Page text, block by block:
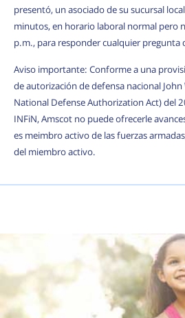
presentó, un asociado de su sucursal
minutos, en horario laboral normal pero
p.m., para responder cualquier pregunta
Aviso importante: Conforme a una
de autorización de defensa nacional
National Defense Authorization Act) del
INFiN, Amscot no puede ofrecerle
es meimbro activo de las fuerzas
del miembro activo.